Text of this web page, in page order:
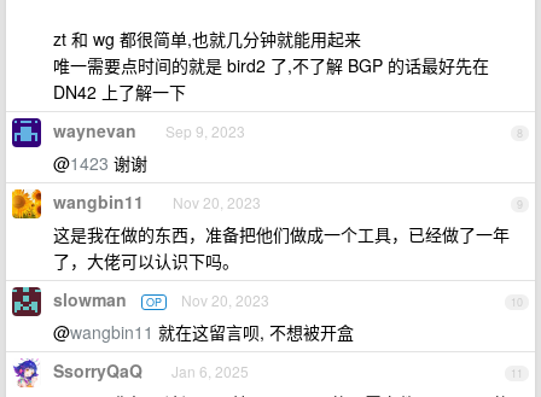
zt 和 wg 都很简单,也就几分钟就能用起来
唯一需要点时间的就是 bird2 了,不了解 BGP 的话最好先在
DN42 上了解一下
8
waynevan Sep 9, 2023
@1423 谢谢
9
wangbin11 Nov 20, 2023
这是我在做的东西，准备把他们做成一个工具，已经做了一年
了，大佬可以认识下吗。
10
slowman OP Nov 20, 2023
@wangbin11 就在这留言呗, 不想被开盒
11
SsorryQaQ Jan 6, 2025